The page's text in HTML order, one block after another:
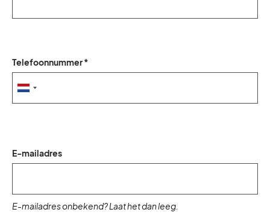
Telefoonnummer *
E-mailadres
E-mailadres onbekend? Laat het dan leeg.